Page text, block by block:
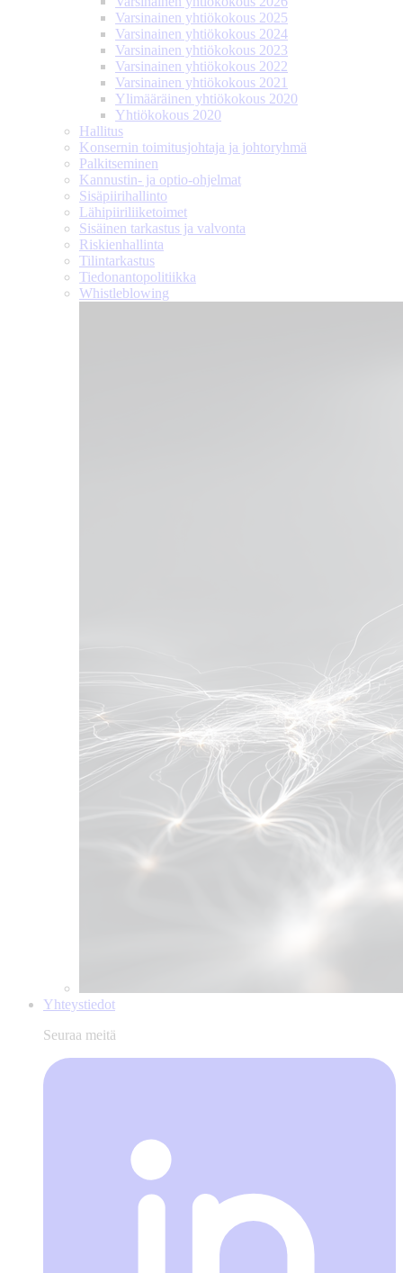
Varsinainen yhtiökokous 2025
Varsinainen yhtiökokous 2024
Varsinainen yhtiökokous 2023
Varsinainen yhtiökokous 2022
Varsinainen yhtiökokous 2021
Ylimääräinen yhtiökokous 2020
Yhtiökokous 2020
Hallitus
Konsernin toimitusjohtaja ja johtoryhmä
Palkitseminen
Kannustin- ja optio-ohjelmat
Sisäpiirihallinto
Lähipiiri­liiketoimet
Sisäinen tarkastus ja valvonta
Riskienhallinta
Tilintarkastus
Tiedonanto­politiikka
Whistleblowing
Yhteystiedot
Seuraa meitä